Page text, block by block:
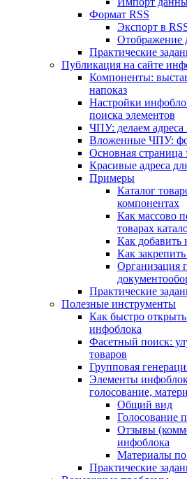
Формат RSS
Экспорт в
Отображение
Практические
Публикация на сайте
Компоненты:
напоказ
Настройки
поиска элементов
ЧПУ: делаем
Вложенные ЧПУ:
Основная страница
Красивые адреса
Примеры
Каталог
компонентах
Как массово
товарах
Как добавить
Как
Организация
Практические
Полезные инструменты
Как быстро
инфоблока
Фасетный поиск:
товаров
Групповая
Элементы
голосование,
Общий вид
Голосование
Отзывы
инфоблока
Материалы по
Практические